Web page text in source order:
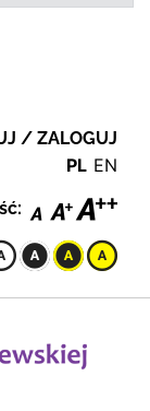
/ ZALOGUJ
PL EN